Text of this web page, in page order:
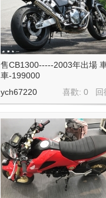
售CB1300-----2003年出場
車-199000
喜歡: 0 回
ych67220